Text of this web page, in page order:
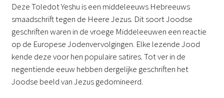
Deze Toledot Yeshu is een middeleeuws Hebreeuws
smaadschrift tegen de Heere Jezus. Dit soort Joodse
geschriften waren in de vroege Middeleeuwen een reactie
op de Europese Jodenvervolgingen. Elke lezende Jood
kende deze voor hen populaire satires. Tot ver in de
negentiende eeuw hebben dergelijke geschriften het
Joodse beeld van Jezus gedomineerd.